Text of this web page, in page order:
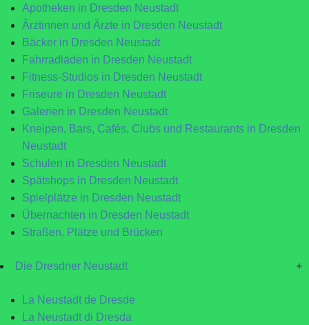
Apotheken in Dresden Neustadt
Ärztinnen und Ärzte in Dresden Neustadt
Bäcker in Dresden Neustadt
Fahrradläden in Dresden Neustadt
Fitness-Studios in Dresden Neustadt
Friseure in Dresden Neustadt
Galerien in Dresden Neustadt
Kneipen, Bars, Cafés, Clubs und Restaurants in Dresden
Neustadt
Schulen in Dresden Neustadt
Spätshops in Dresden Neustadt
Spielplätze in Dresden Neustadt
Übernachten in Dresden Neustadt
Straßen, Plätze und Brücken
Die Dresdner Neustadt +
La Neustadt de Dresde
La Neustadt di Dresda